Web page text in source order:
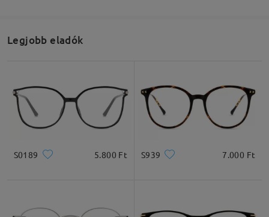
Legjobb eladók
S0189 5.800 Ft S939 7.000 Ft